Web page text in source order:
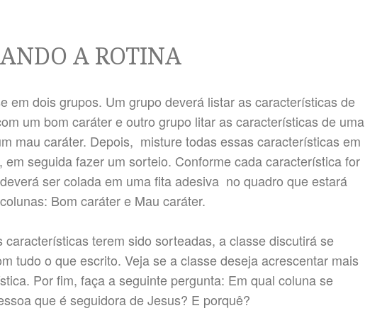
A ROTINA
em dois grupos. Um grupo deverá listar as características de
um bom caráter e outro grupo litar as características de uma
mau caráter. Depois, misture todas essas características em
em seguida fazer um sorteio. Conforme cada característica for
ser colada em uma fita adesiva no quadro que estará
Bom caráter e Mau caráter.
características terem sido sorteadas, a classe discutirá se
tudo o que escrito. Veja se a classe deseja acrescentar mais
Por fim, faça a seguinte pergunta: Em qual coluna se
que é seguidora de Jesus? E porquê?